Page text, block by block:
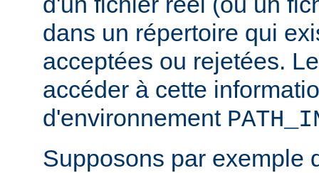
dans un répertoire qui
acceptées ou rejetées.
accéder à cette
d'environnement
Supposons par exemple